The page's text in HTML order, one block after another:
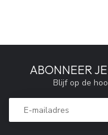
ABONNEER
Blijf op de